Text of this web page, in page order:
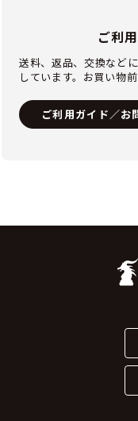
ご利
送料、返品、交換など
しています。お買い物
ご利用ガイド／お